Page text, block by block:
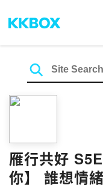
雁行共好
你】 誰想情